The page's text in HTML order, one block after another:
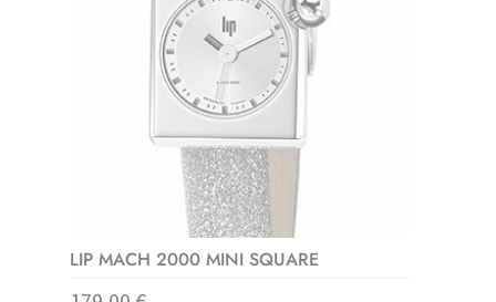
LIP MACH 2000 MINI SQUARE